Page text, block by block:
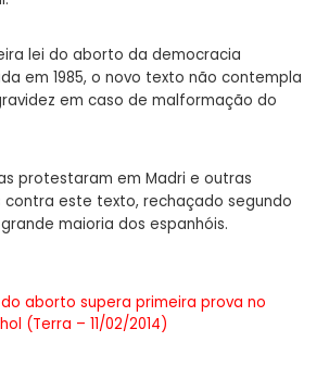
lei do aborto da democracia
em 1985, o novo texto não contempla
em caso de malformação do
protestaram em Madri e outras
contra este texto, rechaçado segundo
maioria dos espanhóis.
aborto supera primeira prova no
(Terra – 11/02/2014)